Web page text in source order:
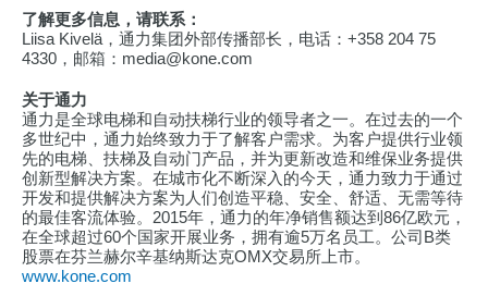
了解更多信息，请联系：
Liisa Kivelä，通力集团外部传播部长，电话：+358 204 75
4330，邮箱：media@kone.com
关于通力
通力是全球电梯和自动扶梯行业的领导者之一。在过去的一个
多世纪中，通力始终致力于了解客户需求。为客户提供行业领
先的电梯、扶梯及自动门产品，并为更新改造和维保业务提供
创新型解决方案。在城市化不断深入的今天，通力致力于通过
开发和提供解决方案为人们创造平稳、安全、舒适、无需等待
的最佳客流体验。2015年，通力的年净销售额达到86亿欧元，
在全球超过60个国家开展业务，拥有逾5万名员工。公司B类
股票在芬兰赫尔辛基纳斯达克OMX交易所上市。
www.kone.com